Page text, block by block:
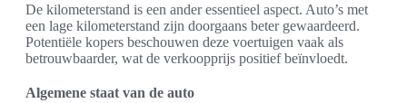
De kilometerstand is een ander essentieel aspect. Auto’s met
een lage kilometerstand zijn doorgaans beter gewaardeerd.
Potentiële kopers beschouwen deze voertuigen vaak als
betrouwbaarder, wat de verkoopprijs positief beïnvloedt.
Algemene staat van de auto